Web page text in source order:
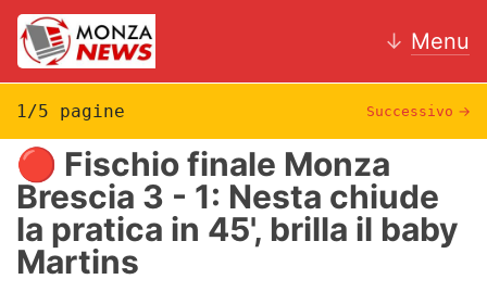
↓ Menu
News
AC Monza
Calcio
1/5 pagine Successivo →
🔴 Fischio finale Monza
Brescia 3 - 1: Nesta chiude
la pratica in 45', brilla il baby
Martins